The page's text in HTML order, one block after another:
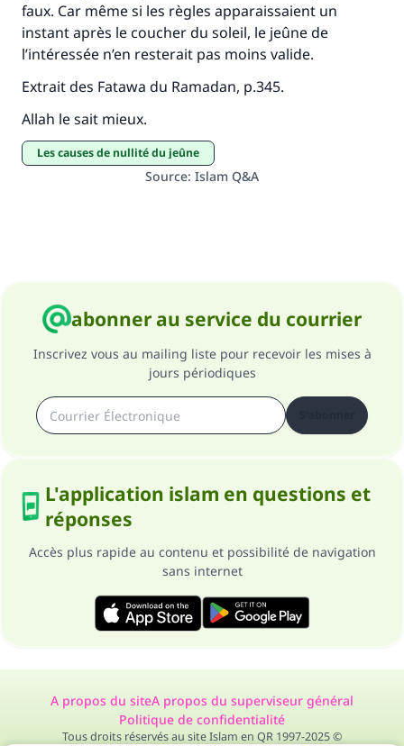
faux. Car même si les règles apparaissaient un
instant après le coucher du soleil, le jeûne de
l’intéressée n’en resterait pas moins valide.
Extrait des Fatawa du Ramadan, p.345.
Allah le sait mieux.
Les causes de nullité du jeûne
Source: Islam Q&A
abonner au service du courrier
Inscrivez vous au mailing liste pour recevoir les mises à
jours périodiques
L'application islam en questions et
réponses
Accès plus rapide au contenu et possibilité de navigation
sans internet
A propos du siteA propos du superviseur général
Politique de confidentialité
Tous droits réservés au site Islam en QR 1997-2025 ©